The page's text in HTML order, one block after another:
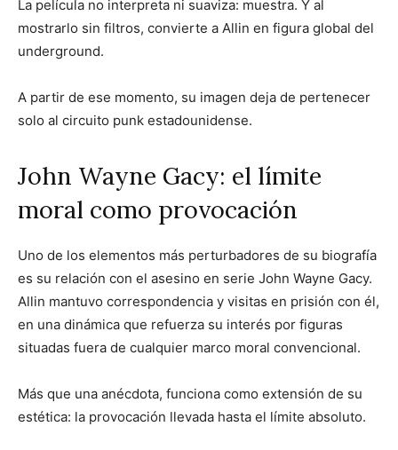
La película no interpreta ni suaviza: muestra. Y al
mostrarlo sin filtros, convierte a Allin en figura global del
underground.
A partir de ese momento, su imagen deja de pertenecer
solo al circuito punk estadounidense.
John Wayne Gacy: el límite
moral como provocación
Uno de los elementos más perturbadores de su biografía
es su relación con el asesino en serie John Wayne Gacy.
Allin mantuvo correspondencia y visitas en prisión con él,
en una dinámica que refuerza su interés por figuras
situadas fuera de cualquier marco moral convencional.
Más que una anécdota, funciona como extensión de su
estética: la provocación llevada hasta el límite absoluto.